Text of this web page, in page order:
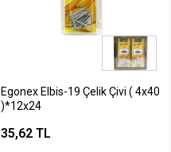
Egonex Elbis-19 Çelik Çivi ( 4x40
)*12x24
35,62 TL